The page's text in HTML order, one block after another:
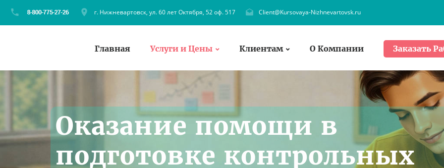
г. Нижневартовск, ул. 60 лет Октября, 52 оф. 517 Client@Kursovaya-Nizhnevartovsk.ru
Главная Услуги и Цены Клиентам О Компании Заказать
Оказание помощи в
подготовке контрольных